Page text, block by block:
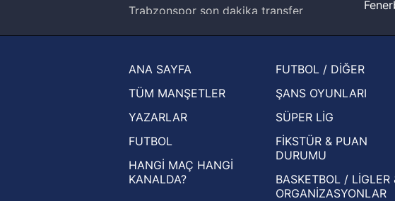
Trabzonspor son dakika transfer
Ziraat Türkiye Kupası haberleri
UEFA Şampiyonlar Ligi haberleri
UEFA Avrupa Ligi haberleri
UEFA Konferans Ligi haberleri
ANA SAYFA
TÜM MANŞETLER
YAZARLAR
FUTBOL
HANGİ MAÇ HANGİ
KANALDA?
FUTBOL / DİĞER
ŞANS OYUNLARI
SÜPER LİG
FİKSTÜR & PUAN
DURUMU
BASKETBOL / LİGLER
ORGANİZASYONLAR